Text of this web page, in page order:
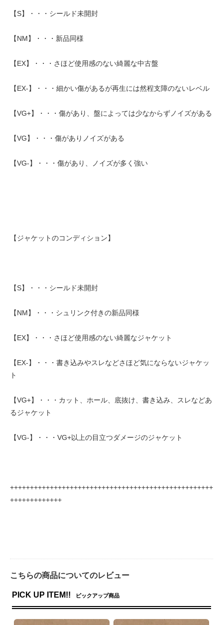
【S】・・・シールド未開封
【NM】・・・新品同様
【EX】・・・さほど使用感のない綺麗な中古盤
【EX-】・・・細かい傷があるが再生には然程支障のないレベル
【VG+】・・・傷があり、盤によっては少なからずノイズがある
【VG】・・・傷がありノイズがある
【VG-】・・・傷があり、ノイズが多く強い
【ジャケットのコンディション】
【S】・・・シールド未開封
【NM】・・・シュリンク付きの新品同様
【EX】・・・さほど使用感のない綺麗なジャケット
【EX-】・・・書き込みやスレなどさほど気にならないジャケッ
ト
【VG+】・・・カット、ホール、底抜け、書き込み、スレなどあ
るジャケット
【VG-】・・・VG+以上の目立つダメージのジャケット
+++++++++++++++++++++++++++++++++++++++++++++++++++
+++++++++++++
こちらの商品についてのレビュー
PICK UP ITEM!! ピックアップ商品